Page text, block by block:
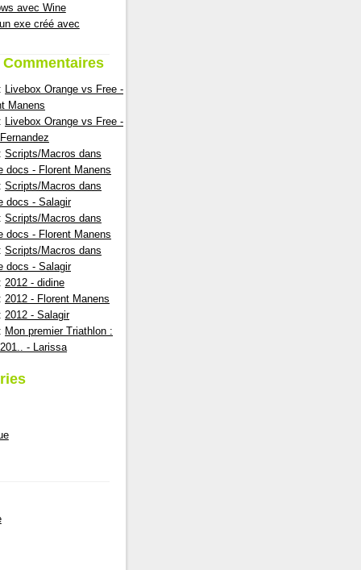
avec Wine
exe créé avec
Livebox Orange vs Free -
Manens
Livebox Orange vs Free -
Scripts/Macros dans
docs - Florent Manens
Scripts/Macros dans
docs - Salagir
Scripts/Macros dans
docs - Florent Manens
Scripts/Macros dans
docs - Salagir
2012 - didine
2012 - Florent Manens
2012 - Salagir
Mon premier Triathlon :
- Larissa